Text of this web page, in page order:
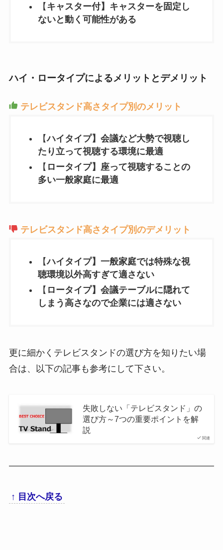
【 キャスター付】キャスターを固定し
ないと動く可能性がある
ハイ・ロータイプによるメリットとデメリット
テレビスタンド高さタイプ別のメリット
【ハイタイプ】会議など大勢で視聴し
たり立って視聴する環境に最適
【 ロータイプ】座って視聴することの
多い一般家庭に最適
テレビスタンド高さタイプ別のデメリット
【ハイタイプ】一般家庭では特殊な視
聴環境以外高すぎて適さない
【 ロータイプ】会議テーブルに隠れて
しまう高さなので企業には適さない
更に細かくテレビスタンドの選び方を知りたい場
合は、以下の記事も参考にして下さい。
関連
失敗しない「テレビスタンド」の
選び方～7つの重要ポイントを解
説
↑ 目次へ戻る